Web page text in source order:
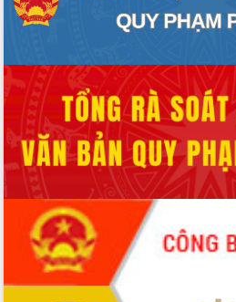
Lễ truy điệu và an táng hài cốt liệt sĩ
tại Nghĩa trang Liệt sĩ xã Sơn Hòa
xuất khẩu sầu riêng và triển khai quy
định EUDR
Thứ trưởng Bộ Nông nghiệp và Môi
trường Nguyễn Hoàng Hiệp khảo sát
vùng trồng và doanh nghiệp đóng gói
sầu riêng tại Đắk Lắk
Trình diễn nghệ thuật chế biến các
món ăn từ sầu riêng
Đắk Lắk công bố Quy hoạch và xúc
tiến đầu tư tỉnh
Ngành cá ngừ Đắk Lắk chủ động thích
ứng để giữ vững thị trường xuất khẩu